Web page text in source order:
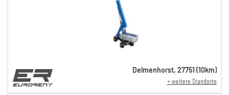
289,00 €
Delmenhorst, 27751 (10km)
+ weitere Standorte